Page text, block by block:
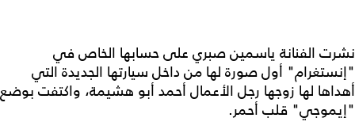
نشرت الفنانة ياسمين صبري على حسابها الخاص في
"إنستغرام" أول صورة لها من داخل سيارتها الجديدة التي
أهداها لها زوجها رجل الأعمال أحمد أبو هشيمة، واكتفت بوضع
"إيموجي" قلب أحمر.